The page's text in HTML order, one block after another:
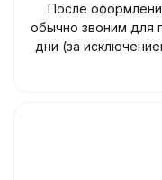
После
обычно звоним для
дни (за